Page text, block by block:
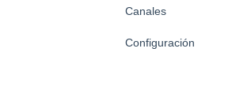
Canales
Configuración